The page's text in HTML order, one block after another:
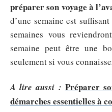
préparer son voyage à
d’une semaine est
semaines vous
semaine peut être une
seulement si vous
A lire aussi : Préparer
démarches essentielles à